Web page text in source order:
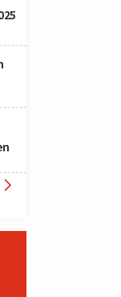
